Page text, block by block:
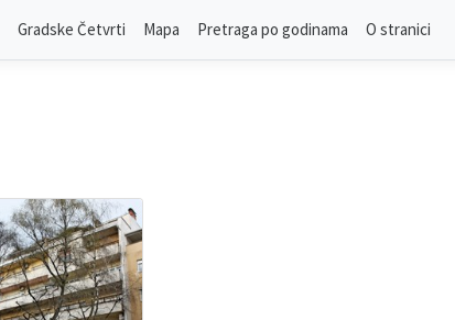
Gradske Četvrti Mapa Pretraga po godinama O stranici